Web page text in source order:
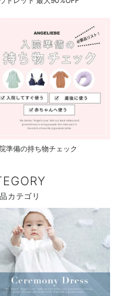
準備の持ち物チェック
カテゴリ